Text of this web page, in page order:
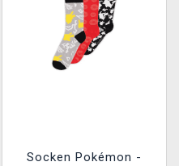
Socken Pokémon -